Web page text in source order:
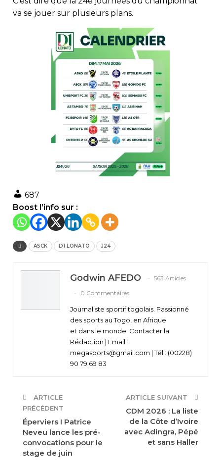
va se jouer sur plusieurs plans.
687
Boost l’info sur :
ASCK D1 LONATO J24
Godwin AFEDO
563 Articles
0 Commentaires
Journaliste sportif togolais. Passionné
des sports au Togo, en Afrique
et dans le monde. Contacter la
Rédaction | Email :
megasports@gmail.com | Tél : (00228)
90 79 69 83
ARTICLE
PRÉCÉDENT
Éperviers I Patrice
Neveu lance les pré-
convocations pour le
stage de juin
ARTICLE SUIVANT
CDM 2026 : La liste
de la Côte d’Ivoire
avec Adingra, Pépé
et sans Haller